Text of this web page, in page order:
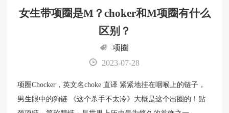
女生带项圈是M？choker和M项圈有什么
区别？
项圈
2023-07-28
项圈Chocker，英文名choke 直译 紧紧地挂在咽喉上的链子，
男生眼中的狗链 《这个杀手不太冷》大概是这个出圈的！贴